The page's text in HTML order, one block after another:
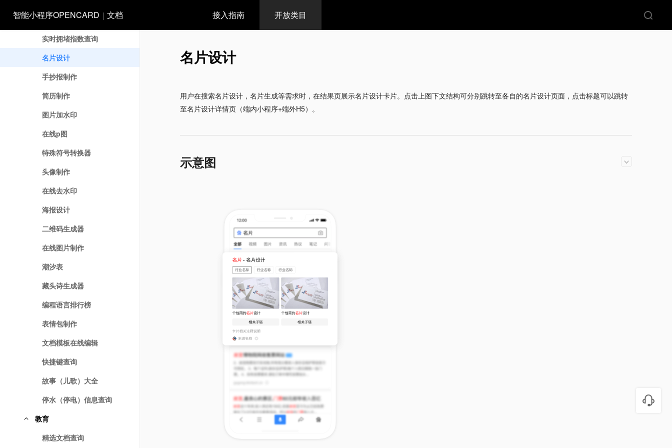
智能小程序OPENCARD 文档 接入指南 开放类目
当年热点大事
实时拥堵指数查询
名片设计
手抄报制作
简历制作
图片加水印
在线p图
特殊符号转换器
头像制作
在线去水印
海报设计
二维码生成器
在线图片制作
潮汐表
藏头诗生成器
编程语言排行榜
表情包制作
文档模板在线编辑
快捷键查询
故事（儿歌）大全
停水（停电）信息查询
教育
精选文档查询
名片设计
用户在搜索名片设计，名片生成等需求时，在结果页展示名片设计卡片。点击上图下文结构可分别跳转至各自的名片设计页面，点击标题可以跳转
至名片设计详情页（端内小程序+端外H5）。
示意图